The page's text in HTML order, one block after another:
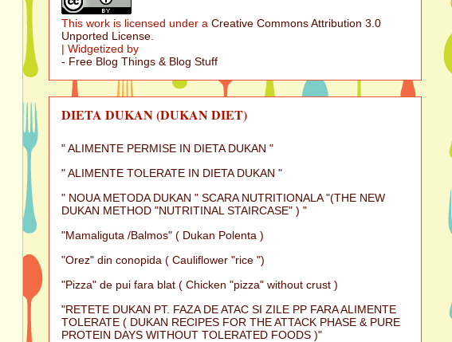
This work is licensed under a Creative Commons Attribution 3.0
Unported License.
| Widgetized by
- Free Blog Things & Blog Stuff
DIETA DUKAN (DUKAN DIET)
" ALIMENTE PERMISE IN DIETA DUKAN "
" ALIMENTE TOLERATE IN DIETA DUKAN "
" NOUA METODA DUKAN " SCARA NUTRITIONALA "(THE NEW
DUKAN METHOD "NUTRITINAL STAIRCASE" ) "
"Mamaliguta /Balmos" ( Dukan Polenta )
"Orez" din conopida ( Cauliflower "rice ")
"Pizza" de pui fara blat ( Chicken "pizza" without crust )
"RETETE DUKAN PT. FAZA DE ATAC SI ZILE PP FARA ALIMENTE
TOLERATE ( DUKAN RECIPES FOR THE ATTACK PHASE & PURE
PROTEIN DAYS WITHOUT TOLERATED FOODS )"